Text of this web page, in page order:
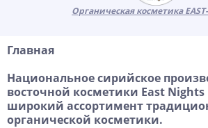
Органическая косметика
Главная
Национальное сирийское
восточной косметики East
широкий ассортимент
органической косметики.